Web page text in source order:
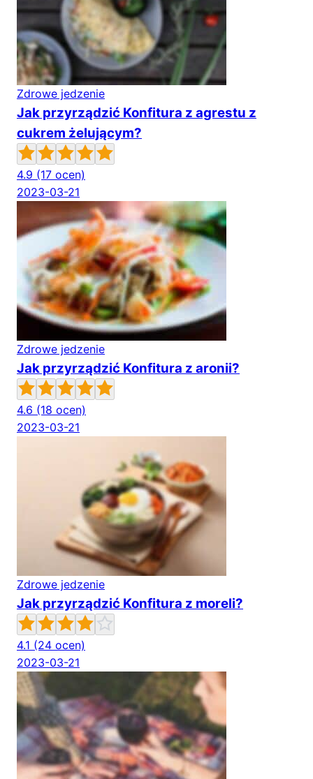
Zdrowe jedzenie
Jak przyrządzić Konfitura z agrestu z
cukrem żelującym?
4.9 (17 ocen)
2023-03-21
Zdrowe jedzenie
Jak przyrządzić Konfitura z aronii?
4.6 (18 ocen)
2023-03-21
Zdrowe jedzenie
Jak przyrządzić Konfitura z moreli?
4.1 (24 ocen)
2023-03-21